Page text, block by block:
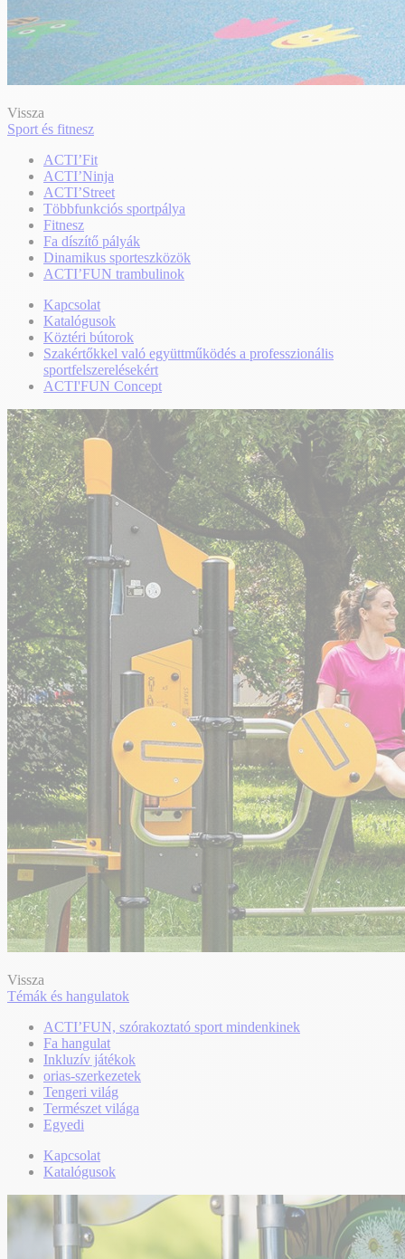
Vissza
Sport és fitnesz
ACTI’Fit
ACTI’Ninja
ACTI’Street
Többfunkciós sportpálya
Fitnesz
Fa díszítő pályák
Dinamikus sporteszközök
ACTI’FUN trambulinok
Kapcsolat
Katalógusok
Köztéri bútorok
Szakértőkkel való együttműködés a professzionális
sportfelszerelésekért
ACTI'FUN Concept
Vissza
Témák és hangulatok
ACTI’FUN, szórakoztató sport mindenkinek
Fa hangulat
Inkluzív játékok
orias-szerkezetek
Tengeri világ
Természet világa
Egyedi
Kapcsolat
Katalógusok